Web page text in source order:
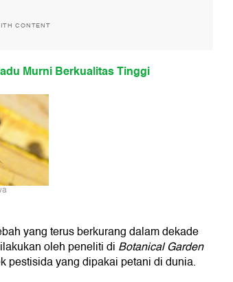
CONTENT
Murni Berkualitas Tinggi
yang terus berkurang dalam dekade
oleh peneliti di Botanical Garden
pestisida yang dipakai petani di dunia.